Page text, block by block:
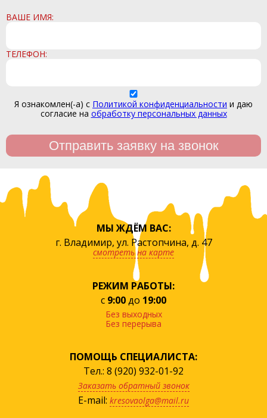
ВАШЕ ИМЯ:
ТЕЛЕФОН:
Я ознакомлен(-а) с Политикой конфиденциальности и даю
согласие на обработку персональных данных
МЫ ЖДЁМ ВАС:
г. Владимир, ул. Растопчина, д. 47
смотреть на карте
РЕЖИМ РАБОТЫ:
с 9:00до 19:00
Без выходных
Без перерыва
ПОМОЩЬ СПЕЦИАЛИСТА:
Тел.: 8 (920) 932-01-92
Заказать обратный звонок
E-mail: kresovaolga@mail.ru